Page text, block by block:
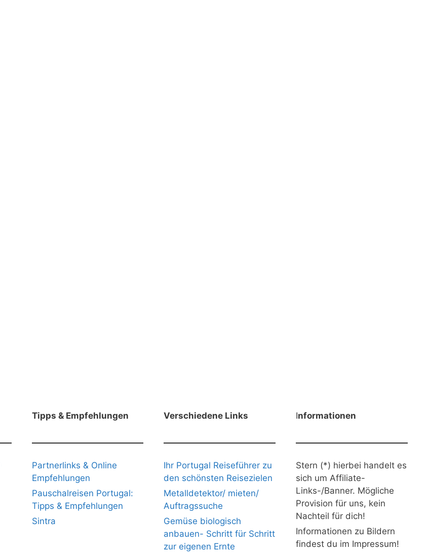
Tipps & Empfehlungen
Partnerlinks & Online
Empfehlungen
Pauschalreisen Portugal:
Tipps & Empfehlungen
Sintra
Verschiedene Links
Ihr Portugal Reiseführer zu
den schönsten Reisezielen
Metalldetektor/ mieten/
Auftragssuche
Gemüse biologisch
anbauen- Schritt für Schritt
zur eigenen Ernte
Informationen
Stern (*) hierbei handelt es
sich um Affiliate-
Links-/Banner. Mögliche
Provision für uns, kein
Nachteil für dich!
Informationen zu Bildern
findest du im Impressum!